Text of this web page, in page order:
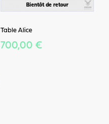
Bientôt de retour
Table Alice
700,00 €